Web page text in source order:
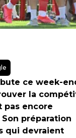
ce week-
la
pas encore
préparation
qui devraient